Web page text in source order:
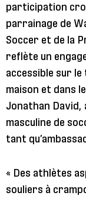
participation
parrainage de
Soccer et de la
reflète un
accessible sur
maison et dans
Jonathan David,
masculine de
tant
« Des athlètes
souliers à